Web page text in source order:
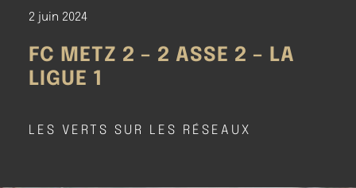
2 juin 2024
FC METZ 2 – 2 ASSE 2 – LA
LIGUE 1
LES VERTS SUR LES RÉSEAUX